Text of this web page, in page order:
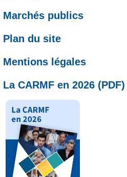
Marchés publics
Plan du site
Mentions légales
La CARMF en 2026 (PDF)